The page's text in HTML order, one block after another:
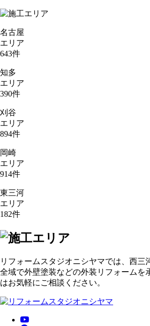
名古屋
エリア
643件
知多
エリア
390件
刈谷
エリア
894件
岡崎
エリア
914件
東三河
エリア
182件
リフォームスタジオニシヤマでは、西三
全域で外壁塗装などの外装リフォームを
はお気軽にご相談ください。